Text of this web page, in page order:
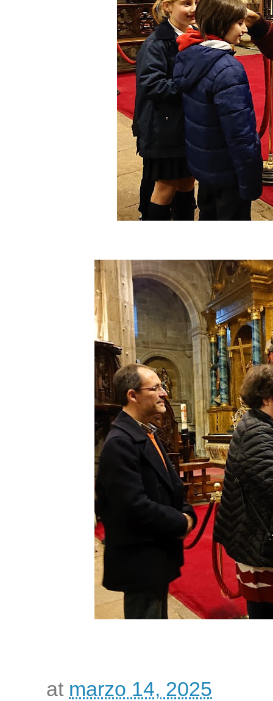
at marzo 14, 2025